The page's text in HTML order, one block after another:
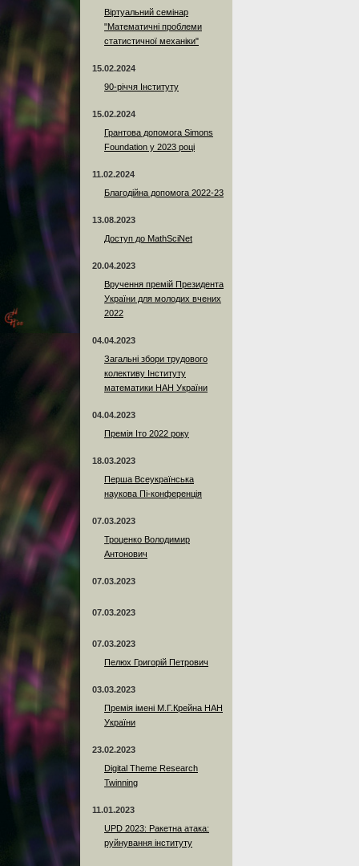
Віртуальний семінар
"Математичні проблеми
статистичної механіки"
15.02.2024
90-річчя Інституту
15.02.2024
Грантова допомога Simons
Foundation у 2023 році
11.02.2024
Благодійна допомога 2022-23
13.08.2023
Доступ до MathSciNet
20.04.2023
Вручення премій Президента
України для молодих вчених
2022
04.04.2023
Загальні збори трудового
колективу Інституту
математики НАН України
04.04.2023
Премія Іто 2022 року
18.03.2023
Перша Всеукраїнська
наукова Пі-конференція
07.03.2023
Троценко Володимир
Антонович
07.03.2023
07.03.2023
07.03.2023
Пелюх Григорій Петрович
03.03.2023
Премія імені М.Г.Крейна НАН
України
23.02.2023
Digital Theme Research
Twinning
11.01.2023
UPD 2023: Ракетна атака:
руйнування інституту